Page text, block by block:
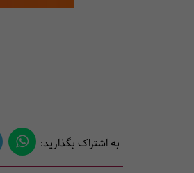
به اشتراک بگذارید: